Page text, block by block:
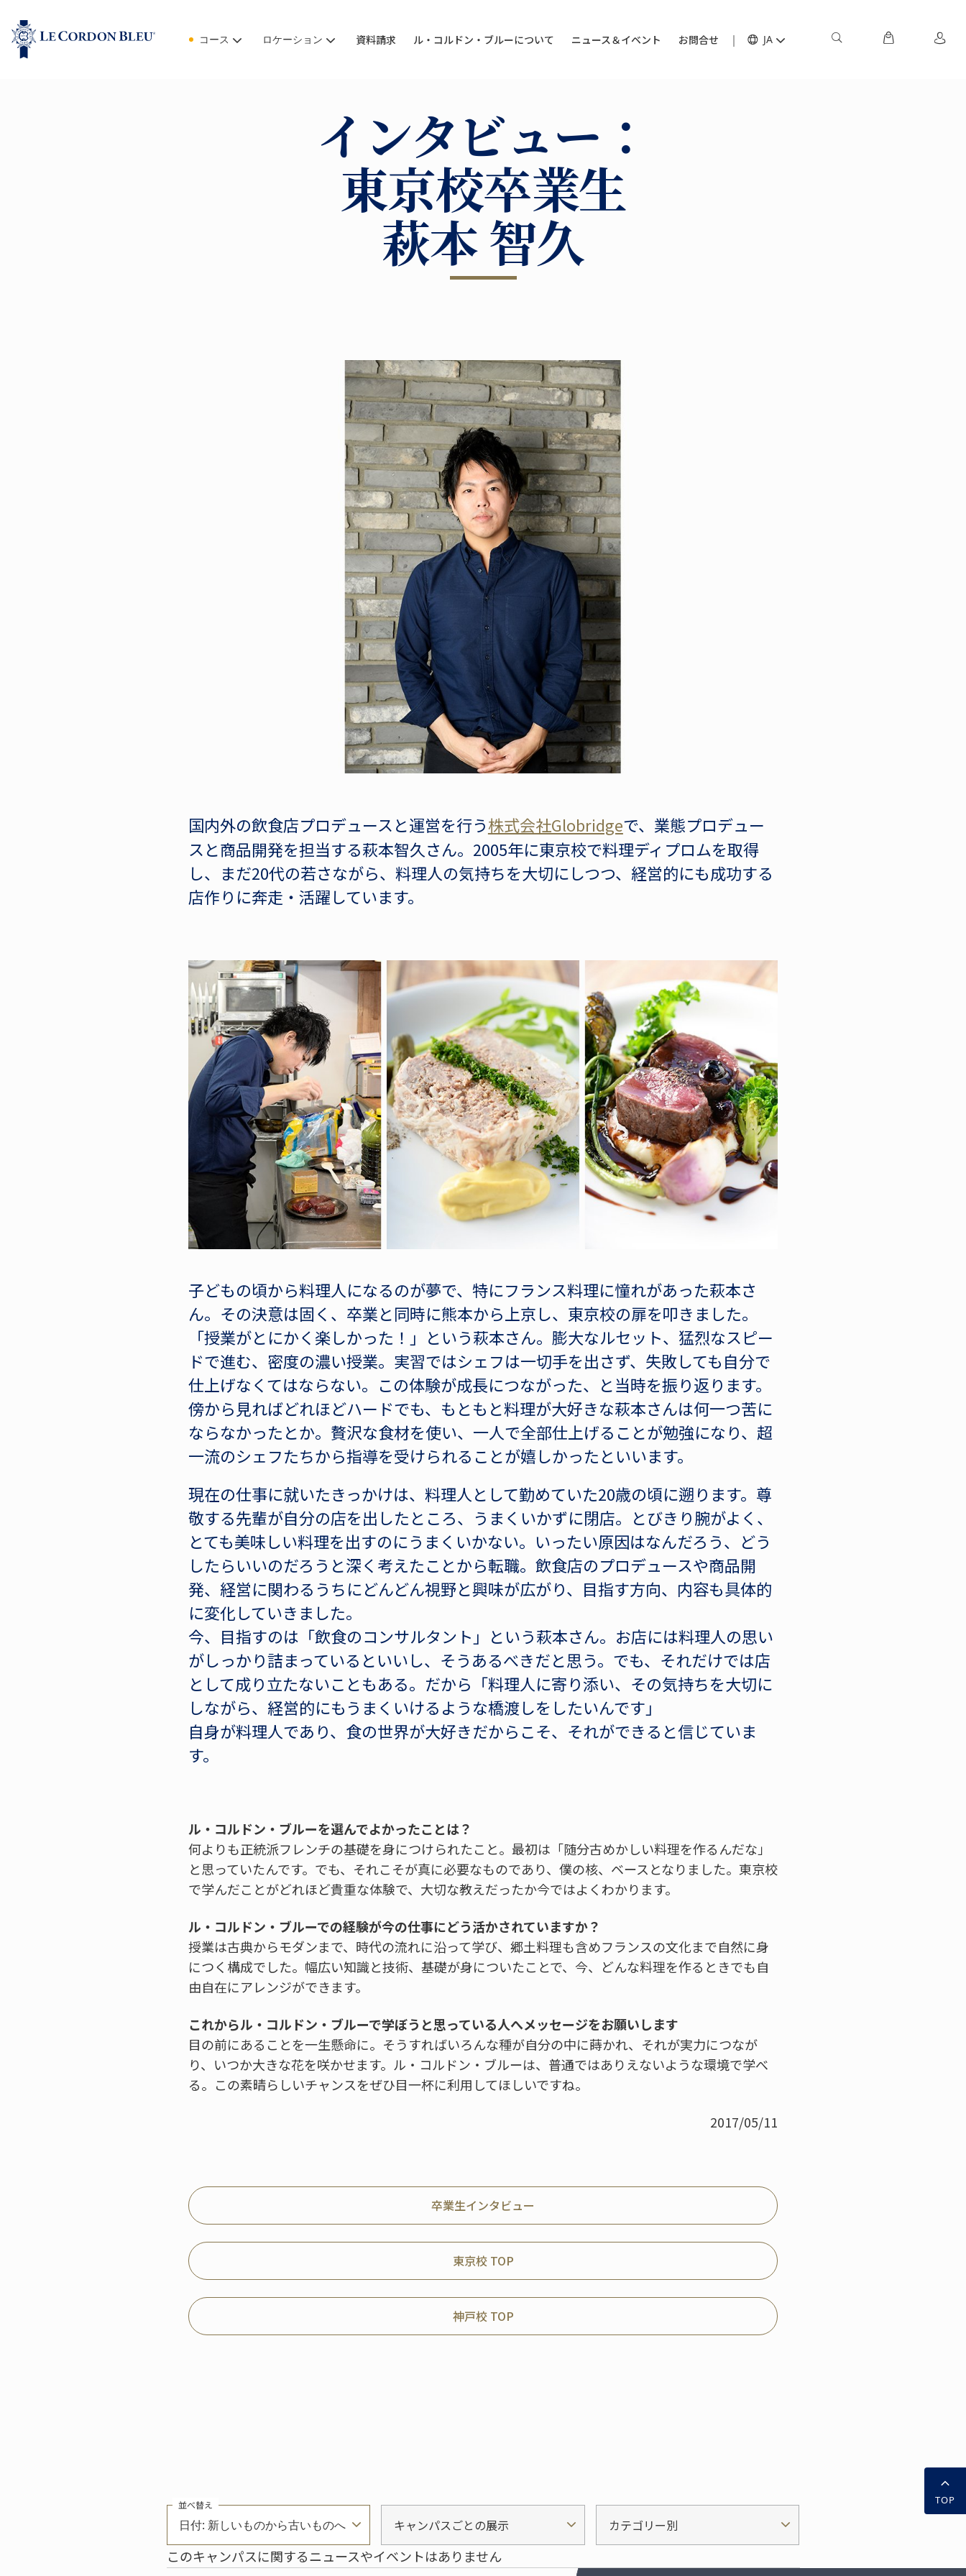
コース ロケーション 資料請求 ル・コルドン・ブルーについて ニュース＆イベント お問合せ JA
インタビュー：
東京校卒業生
萩本 智久
国内外の飲食店プロデュースと運営を行う株式会社Globridgeで、業態プロデュー
スと商品開発を担当する萩本智久さん。2005年に東京校で料理ディプロムを取得
し、まだ20代の若さながら、料理人の気持ちを大切にしつつ、経営的にも成功する
店作りに奔走・活躍しています。
子どもの頃から料理人になるのが夢で、特にフランス料理に憧れがあった萩本さ
ん。その決意は固く、卒業と同時に熊本から上京し、東京校の扉を叩きました。
「授業がとにかく楽しかった！」という萩本さん。膨大なルセット、猛烈なスピー
ドで進む、密度の濃い授業。実習ではシェフは一切手を出さず、失敗しても自分で
仕上げなくてはならない。この体験が成長につながった、と当時を振り返ります。
傍から見ればどれほどハードでも、もともと料理が大好きな萩本さんは何一つ苦に
ならなかったとか。贅沢な食材を使い、一人で全部仕上げることが勉強になり、超
一流のシェフたちから指導を受けられることが嬉しかったといいます。
現在の仕事に就いたきっかけは、料理人として勤めていた20歳の頃に遡ります。尊
敬する先輩が自分の店を出したところ、うまくいかずに閉店。とびきり腕がよく、
とても美味しい料理を出すのにうまくいかない。いったい原因はなんだろう、どう
したらいいのだろうと深く考えたことから転職。飲食店のプロデュースや商品開
発、経営に関わるうちにどんどん視野と興味が広がり、目指す方向、内容も具体的
に変化していきました。
今、目指すのは「飲食のコンサルタント」という萩本さん。お店には料理人の思い
がしっかり詰まっているといいし、そうあるべきだと思う。でも、それだけでは店
として成り立たないこともある。だから「料理人に寄り添い、その気持ちを大切に
しながら、経営的にもうまくいけるような橋渡しをしたいんです」
自身が料理人であり、食の世界が大好きだからこそ、それができると信じていま
す。
ル・コルドン・ブルーを選んでよかったことは？
何よりも正統派フレンチの基礎を身につけられたこと。最初は「随分古めかしい料理を作るんだな」
と思っていたんです。でも、それこそが真に必要なものであり、僕の核、ベースとなりました。東京校
で学んだことがどれほど貴重な体験で、大切な教えだったか今ではよくわかります。
ル・コルドン・ブルーでの経験が今の仕事にどう活かされていますか？
授業は古典からモダンまで、時代の流れに沿って学び、郷土料理も含めフランスの文化まで自然に身
につく構成でした。幅広い知識と技術、基礎が身についたことで、今、どんな料理を作るときでも自
由自在にアレンジができます。
これからル・コルドン・ブルーで学ぼうと思っている人へメッセージをお願いします
目の前にあることを一生懸命に。そうすればいろんな種が自分の中に蒔かれ、それが実力につなが
り、いつか大きな花を咲かせます。ル・コルドン・ブルーは、普通ではありえないような環境で学べ
る。この素晴らしいチャンスをぜひ目一杯に利用してほしいですね。
2017/05/11
卒業生インタビュー
東京校 TOP
神戸校 TOP
日付: 新しいものから古いものへ
並べ替え
キャンパスごとの展示 カテゴリー別
このキャンパスに関するニュースやイベントはありません
TOP